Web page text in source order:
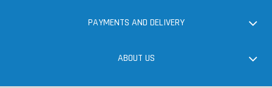
PAYMENTS AND DELIVERY
ABOUT US